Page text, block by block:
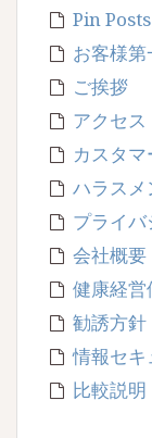
Pin Posts
お客様
ご挨拶
アクセス
カスタ
ハラス
プライ
会社概要
健康経営
勧誘方針
情報セ
比較説